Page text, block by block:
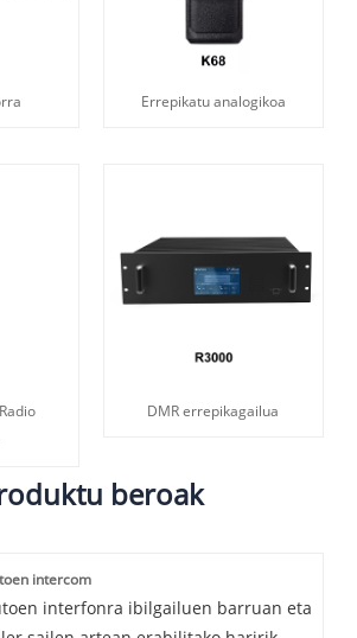
Errepikatu analogikoa
DMR errepikagailua
beroak
intercom
interfonra ibilgailuen barruan eta